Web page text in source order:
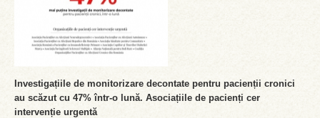
Investigațiile de monitorizare decontate pentru pacienții cronici
au scăzut cu 47% într-o lună. Asociațiile de pacienți cer
intervenție urgentă